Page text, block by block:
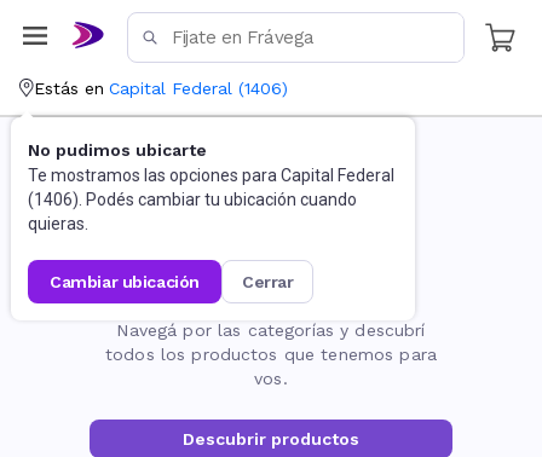
Estás en Capital Federal (1406)
No pudimos ubicarte
Te mostramos las opciones para Capital Federal
(1406). Podés cambiar tu ubicación cuando
quieras.
cambiar ubicación cerrar
La página no existe
Navegá por las categorías y descubrí
todos los productos que tenemos para
vos.
Descubrir productos